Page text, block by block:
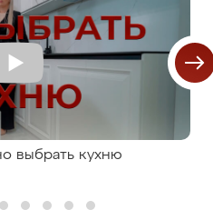
выбрать кухню